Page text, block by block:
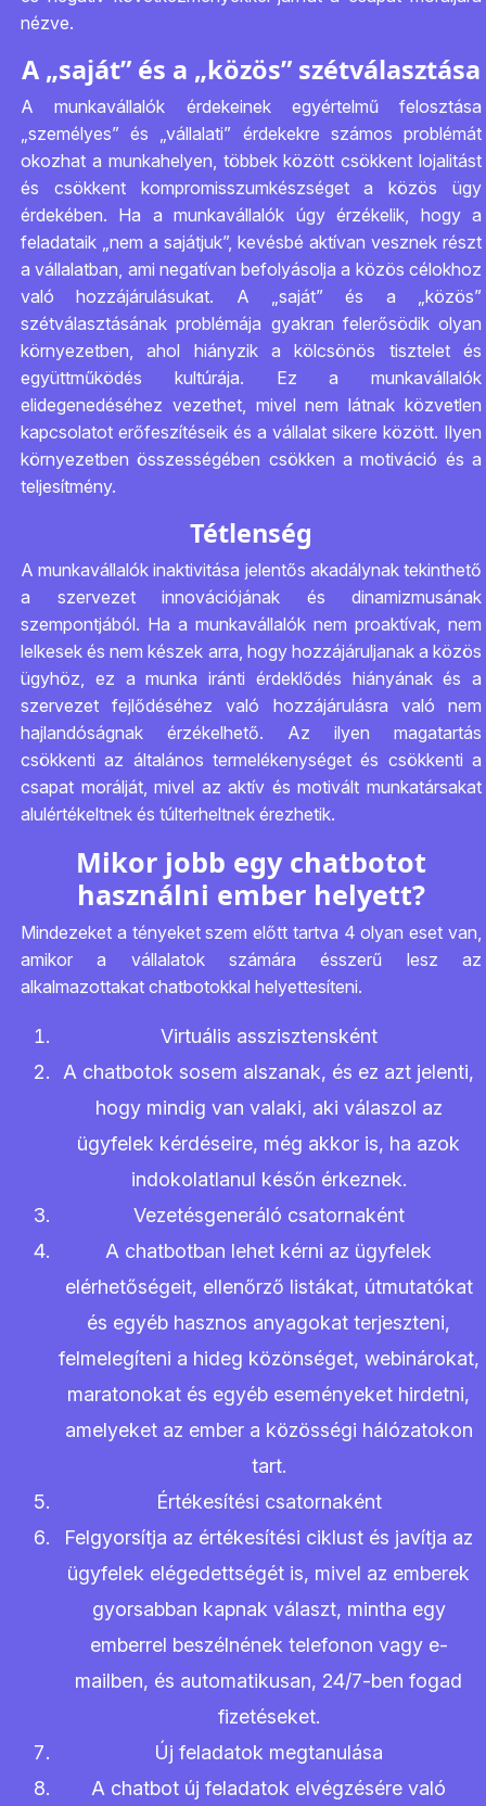
nézve.
A „saját” és a „közös” szétválasztása
A munkavállalók érdekeinek egyértelmű felosztása
„személyes” és „vállalati” érdekekre számos problémát
okozhat a munkahelyen, többek között csökkent lojalitást
és csökkent kompromisszumkészséget a közös ügy
érdekében. Ha a munkavállalók úgy érzékelik, hogy a
feladataik „nem a sajátjuk”, kevésbé aktívan vesznek részt
a vállalatban, ami negatívan befolyásolja a közös célokhoz
való hozzájárulásukat. A „saját” és a „közös”
szétválasztásának problémája gyakran felerősödik olyan
környezetben, ahol hiányzik a kölcsönös tisztelet és
együttműködés kultúrája. Ez a munkavállalók
elidegenedéséhez vezethet, mivel nem látnak közvetlen
kapcsolatot erőfeszítéseik és a vállalat sikere között. Ilyen
környezetben összességében csökken a motiváció és a
teljesítmény.
Tétlenség
A munkavállalók inaktivitása jelentős akadálynak tekinthető
a szervezet innovációjának és dinamizmusának
szempontjából. Ha a munkavállalók nem proaktívak, nem
lelkesek és nem készek arra, hogy hozzájáruljanak a közös
ügyhöz, ez a munka iránti érdeklődés hiányának és a
szervezet fejlődéséhez való hozzájárulásra való nem
hajlandóságnak érzékelhető. Az ilyen magatartás
csökkenti az általános termelékenységet és csökkenti a
csapat morálját, mivel az aktív és motivált munkatársakat
alulértékeltnek és túlterheltnek érezhetik.
Mikor jobb egy chatbotot
használni ember helyett?
Mindezeket a tényeket szem előtt tartva 4 olyan eset van,
amikor a vállalatok számára ésszerű lesz az
alkalmazottakat chatbotokkal helyettesíteni.
Virtuális asszisztensként
A chatbotok sosem alszanak, és ez azt jelenti,
hogy mindig van valaki, aki válaszol az
ügyfelek kérdéseire, még akkor is, ha azok
indokolatlanul későn érkeznek.
Vezetésgeneráló csatornaként
A chatbotban lehet kérni az ügyfelek
elérhetőségeit, ellenőrző listákat, útmutatókat
és egyéb hasznos anyagokat terjeszteni,
felmelegíteni a hideg közönséget, webinárokat,
maratonokat és egyéb eseményeket hirdetni,
amelyeket az ember a közösségi hálózatokon
tart.
Értékesítési csatornaként
Felgyorsítja az értékesítési ciklust és javítja az
ügyfelek elégedettségét is, mivel az emberek
gyorsabban kapnak választ, mintha egy
emberrel beszélnének telefonon vagy e-
mailben, és automatikusan, 24/7-ben fogad
fizetéseket.
Új feladatok megtanulása
A chatbot új feladatok elvégzésére való